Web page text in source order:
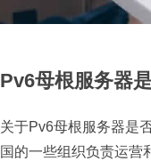
Pv6母根服务器
关于Pv6母根服务器是
国的一些组织负责运营